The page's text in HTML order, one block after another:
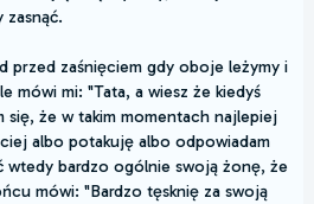
zasnąć.
przed zaśnięciem gdy oboje leżymy i
mówi mi: "Tata, a wiesz że kiedyś
się, że w takim momentach najlepiej
albo potakuję albo odpowiadam
wtedy bardzo ogólnie swoją żonę, że
mówi: "Bardzo tęsknię za swoją